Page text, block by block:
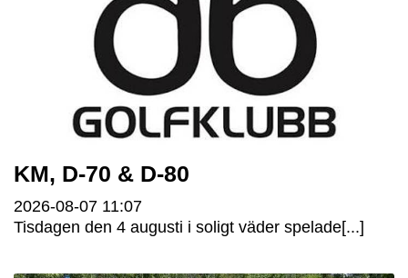
KM, D-70 & D-80
2026-08-07 11:07
Tisdagen den 4 augusti i soligt väder spelade[...]